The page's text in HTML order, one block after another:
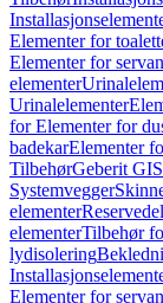
Elementer for
Elementer for
elementer
Urinalelementer
for Elementer for
badekarElementer
TilbehørGeberit GIS
Systemvegger
elementer
elementerTilbehør
lydisolering
Elementer for